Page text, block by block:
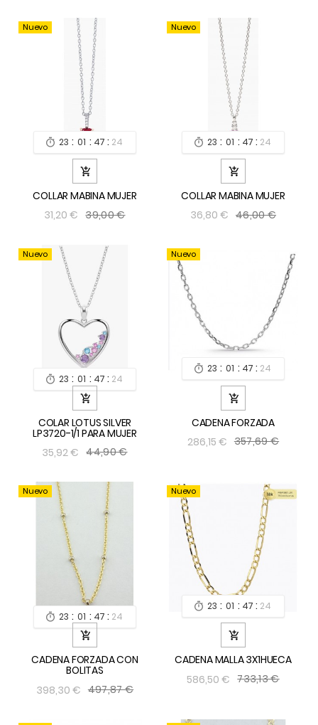
Nuevo
 23 : 01 : 47 : 24

COLLAR MABINA MUJER
31,20 € 39,00 €
Nuevo
 23 : 01 : 47 : 24

COLLAR MABINA MUJER
36,80 € 46,00 €
Nuevo
 23 : 01 : 47 : 24

COLAR LOTUS SILVER
LP3720-1/1 PARA MUJER
35,92 € 44,90 €
Nuevo
 23 : 01 : 47 : 24

CADENA FORZADA
286,15 € 357,69 €
Nuevo
 23 : 01 : 47 : 24

CADENA FORZADA CON
BOLITAS
398,30 € 497,87 €
Nuevo
 23 : 01 : 47 : 24

CADENA MALLA 3X1HUECA
586,50 € 733,13 €